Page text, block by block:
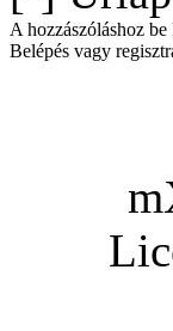
A hozzászóláshoz
Belépés vagy